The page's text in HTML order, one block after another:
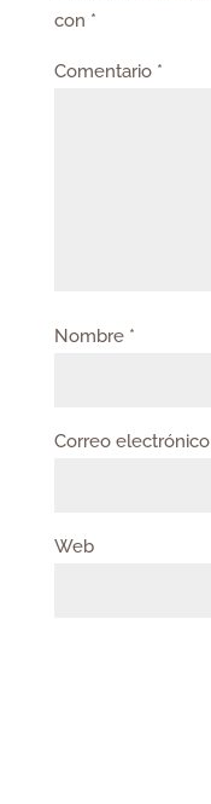
con *
Comentario *
Nombre *
Correo electrónico
Web